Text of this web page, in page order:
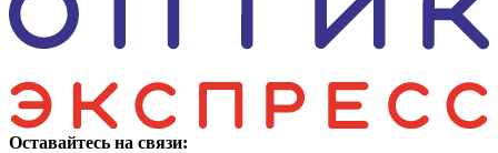
Оставайтесь на связи: